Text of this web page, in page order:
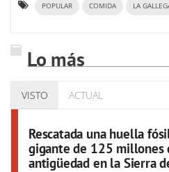
POPULAR COMIDA LA
Lo más
VISTO ACTUAL
Rescatada una huella
gigante de 125 millones
antigüedad en la Sierra